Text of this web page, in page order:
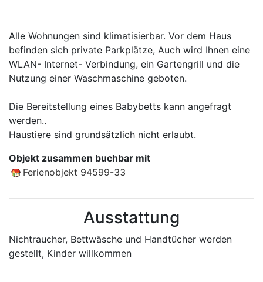
Alle Wohnungen sind klimatisierbar. Vor dem Haus
befinden sich private Parkplätze, Auch wird Ihnen eine
WLAN- Internet- Verbindung, ein Gartengrill und die
Nutzung einer Waschmaschine geboten.
Die Bereitstellung eines Babybetts kann angefragt
werden..
Haustiere sind grundsätzlich nicht erlaubt.
Objekt zusammen buchbar mit
Ferienobjekt 94599-33
Ausstattung
Nichtraucher, Bettwäsche und Handtücher werden
gestellt, Kinder willkommen